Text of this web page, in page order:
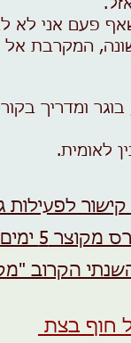
פעם אני לא
המקרבת אל
בוגר ומדריך
לאומית.
לפעילות
מקוצר 5 ימים מרוכזים בכנס 7 אבנים
הקרוב
חוף בצת